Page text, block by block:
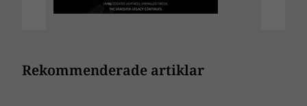
Rekommenderade artiklar